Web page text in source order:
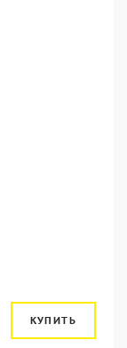
КУПИТЬ